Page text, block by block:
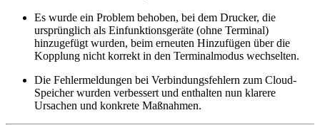
Es wurde ein Problem behoben, bei dem Drucker, die
ursprünglich als Einfunktionsgeräte (ohne Terminal)
hinzugefügt wurden, beim erneuten Hinzufügen über die
Kopplung nicht korrekt in den Terminalmodus wechselten.
Die Fehlermeldungen bei Verbindungsfehlern zum Cloud-
Speicher wurden verbessert und enthalten nun klarere
Ursachen und konkrete Maßnahmen.